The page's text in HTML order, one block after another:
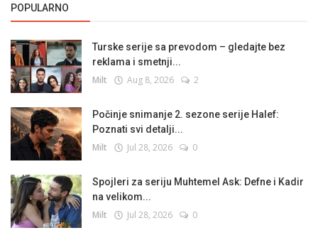
POPULARNO
Turske serije sa prevodom – gledajte bez
reklama i smetnji...
Milt Aug 8, 2026 2
Počinje snimanje 2. sezone serije Halef:
Poznati svi detalji...
Milt Jul 28, 2026 0
Spojleri za seriju Muhtemel Ask: Defne i Kadir
na velikom...
Milt Jul 28, 2026 0